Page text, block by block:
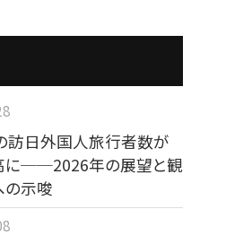
訪日外国人旅行者数が
に──2026年の展望と観
示唆